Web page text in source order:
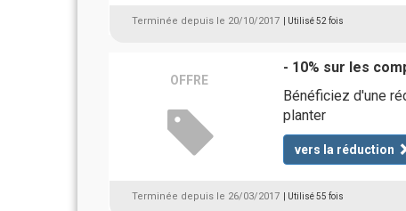
Terminée depuis le 20/10/2017 | Utilisé 52 fois
OFFRE
- 10% sur les
Bénéficiez d'une
planter
vers la réduction
Terminée depuis le 26/03/2017 | Utilisé 55 fois